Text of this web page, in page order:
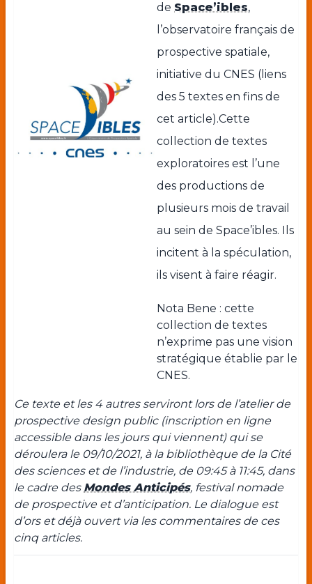
de Space’ibles,
l’observatoire français de
prospective spatiale,
initiative du CNES (liens
des 5 textes en fins de
cet article).Cette
collection de textes
exploratoires est l’une
des productions de
plusieurs mois de travail
au sein de Space’ibles. Ils
incitent à la spéculation,
ils visent à faire réagir.
Nota Bene : cette
collection de textes
n’exprime pas une vision
stratégique établie par le
CNES.
Ce texte et les 4 autres serviront lors de l’atelier de
prospective design public (inscription en ligne
accessible dans les jours qui viennent) qui se
déroulera le 09/10/2021, à la bibliothèque de la Cité
des sciences et de l’industrie, de 09:45 à 11:45, dans
le cadre des Mondes Anticipés, festival nomade
de prospective et d’anticipation. Le dialogue est
d’ors et déjà ouvert via les commentaires de ces
cinq articles.